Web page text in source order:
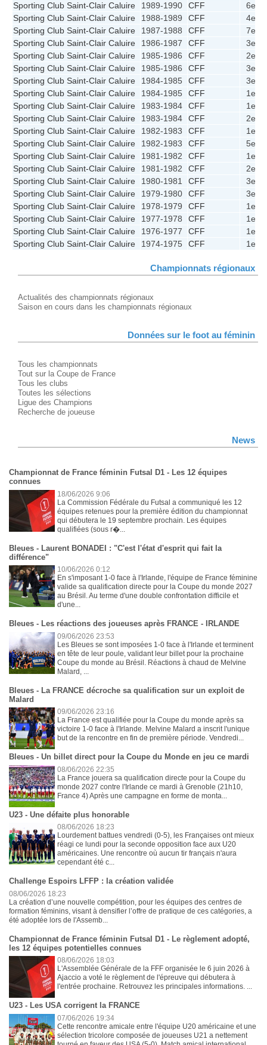
Sporting Club Saint-Clair Caluire
1989-1990 CFF 6e
Sporting Club Saint-Clair Caluire
1988-1989 CFF 4e
Sporting Club Saint-Clair Caluire
1987-1988 CFF 7e
Sporting Club Saint-Clair Caluire
1986-1987 CFF 3e
Sporting Club Saint-Clair Caluire
1985-1986 CFF 2e
Sporting Club Saint-Clair Caluire
1985-1986 CFF 3e
Sporting Club Saint-Clair Caluire
1984-1985 CFF 3e
Sporting Club Saint-Clair Caluire
1984-1985 CFF 1e
Sporting Club Saint-Clair Caluire
1983-1984 CFF 1e
Sporting Club Saint-Clair Caluire
1983-1984 CFF 2e
Sporting Club Saint-Clair Caluire
1982-1983 CFF 1e
Sporting Club Saint-Clair Caluire
1982-1983 CFF 5e
Sporting Club Saint-Clair Caluire
1981-1982 CFF 1e
Sporting Club Saint-Clair Caluire
1981-1982 CFF 2e
Sporting Club Saint-Clair Caluire
1980-1981 CFF 3e
Sporting Club Saint-Clair Caluire
1979-1980 CFF 3e
Sporting Club Saint-Clair Caluire
1978-1979 CFF 1e
Sporting Club Saint-Clair Caluire
1977-1978 CFF 1e
Sporting Club Saint-Clair Caluire
1976-1977 CFF 1e
Sporting Club Saint-Clair Caluire
1974-1975 CFF 1e
Championnats régionaux
Actualités des championnats régionaux
Saison en cours dans les championnats régionaux
Données sur le foot au féminin
Tous les championnats
Tout sur la Coupe de France
Tous les clubs
Toutes les sélections
Ligue des Champions
Recherche de joueuse
News
Championnat de France féminin Futsal D1 - Les 12 équipes
connues
18/06/2026 9:06
La Commission Fédérale du Futsal a communiqué les 12
équipes retenues pour la première édition du championnat
qui débutera le 19 septembre prochain. Les équipes
qualifiées (sous r�...
Bleues - Laurent BONADEI : "C'est l'état d'esprit qui fait la
différence"
10/06/2026 0:12
En s'imposant 1-0 face à l'Irlande, l'équipe de France féminine
valide sa qualification directe pour la Coupe du monde 2027
au Brésil. Au terme d'une double confrontation difficile et
d'une...
Bleues - Les réactions des joueuses après FRANCE - IRLANDE
09/06/2026 23:53
Les Bleues se sont imposées 1-0 face à l'Irlande et terminent
en tête de leur poule, validant leur billet pour la prochaine
Coupe du monde au Brésil. Réactions à chaud de Melvine
Malard, ...
Bleues - La FRANCE décroche sa qualification sur un exploit de
Malard
09/06/2026 23:16
La France est qualifiée pour la Coupe du monde après sa
victoire 1-0 face à l'Irlande. Melvine Malard a inscrit l'unique
but de la rencontre en fin de première période. Vendredi...
Bleues - Un billet direct pour la Coupe du Monde en jeu ce mardi
08/06/2026 22:35
La France jouera sa qualification directe pour la Coupe du
monde 2027 contre l'Irlande ce mardi à Grenoble (21h10,
France 4) Après une campagne en forme de monta...
U23 - Une défaite plus honorable
08/06/2026 18:23
Lourdement battues vendredi (0-5), les Françaises ont mieux
réagi ce lundi pour la seconde opposition face aux U20
américaines. Une rencontre où aucun tir français n'aura
cependant été c...
Challenge Espoirs LFFP : la création validée
08/06/2026 18:23
La création d’une nouvelle compétition, pour les équipes des centres de
formation féminins, visant à densifier l’offre de pratique de ces catégories, a
été adoptée lors de l'Assemb...
Championnat de France féminin Futsal D1 - Le règlement adopté,
les 12 équipes potentielles connues
08/06/2026 18:03
L'Assemblée Générale de la FFF organisée le 6 juin 2026 à
Ajaccio a voté le règlement de l'épreuve qui débutera à
l'entrée prochaine. Retrouvez les principales informations. ...
U23 - Les USA corrigent la FRANCE
07/06/2026 19:34
Cette rencontre amicale entre l'équipe U20 américaine et une
sélection tricolore composée de joueuses U21 a nettement